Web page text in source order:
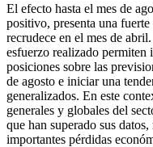
El efecto hasta el mes de
positivo, presenta una
recrudece en el mes de
esfuerzo realizado permiten
posiciones sobre las
de agosto e iniciar una
generalizados. En este
generales y globales del
que han superado sus
importantes pérdidas